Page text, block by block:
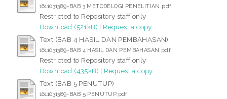
1611031389-BAB 3 METODELOGI PENELITIAN.pdf
Restricted to Repository staff only
Download (521kB) | Request a copy
Text (BAB 4 HASIL DAN PEMBAHASAN)
1611031389-BAB 4 HASIL DAN PEMBAHASAN.pdf
Restricted to Repository staff only
Download (435kB) | Request a copy
Text (BAB 5 PENUTUP)
1611031389-BAB 5 PENUTUP.pdf